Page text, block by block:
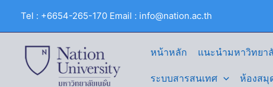
Tel : +6654-265-170 Email : info@nation.ac.th
หน้าหลัก แนะนำมหาวิทยา
ระบบสารสนเทศ ห้องสมุ